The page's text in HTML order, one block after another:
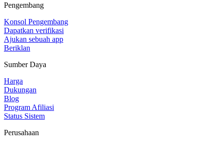
Pengembang
Konsol Pengembang
Dapatkan verifikasi
Ajukan sebuah app
Beriklan
Sumber Daya
Harga
Dukungan
Blog
Program Afiliasi
Status Sistem
Perusahaan